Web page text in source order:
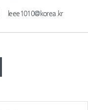
leee1010@korea.kr